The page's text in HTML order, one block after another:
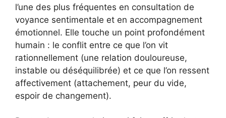
l’une des plus fréquentes en consultation de
voyance sentimentale et en accompagnement
émotionnel. Elle touche un point profondément
humain : le conflit entre ce que l’on vit
rationnellement (une relation douloureuse,
instable ou déséquilibrée) et ce que l’on ressent
affectivement (attachement, peur du vide,
espoir de changement).